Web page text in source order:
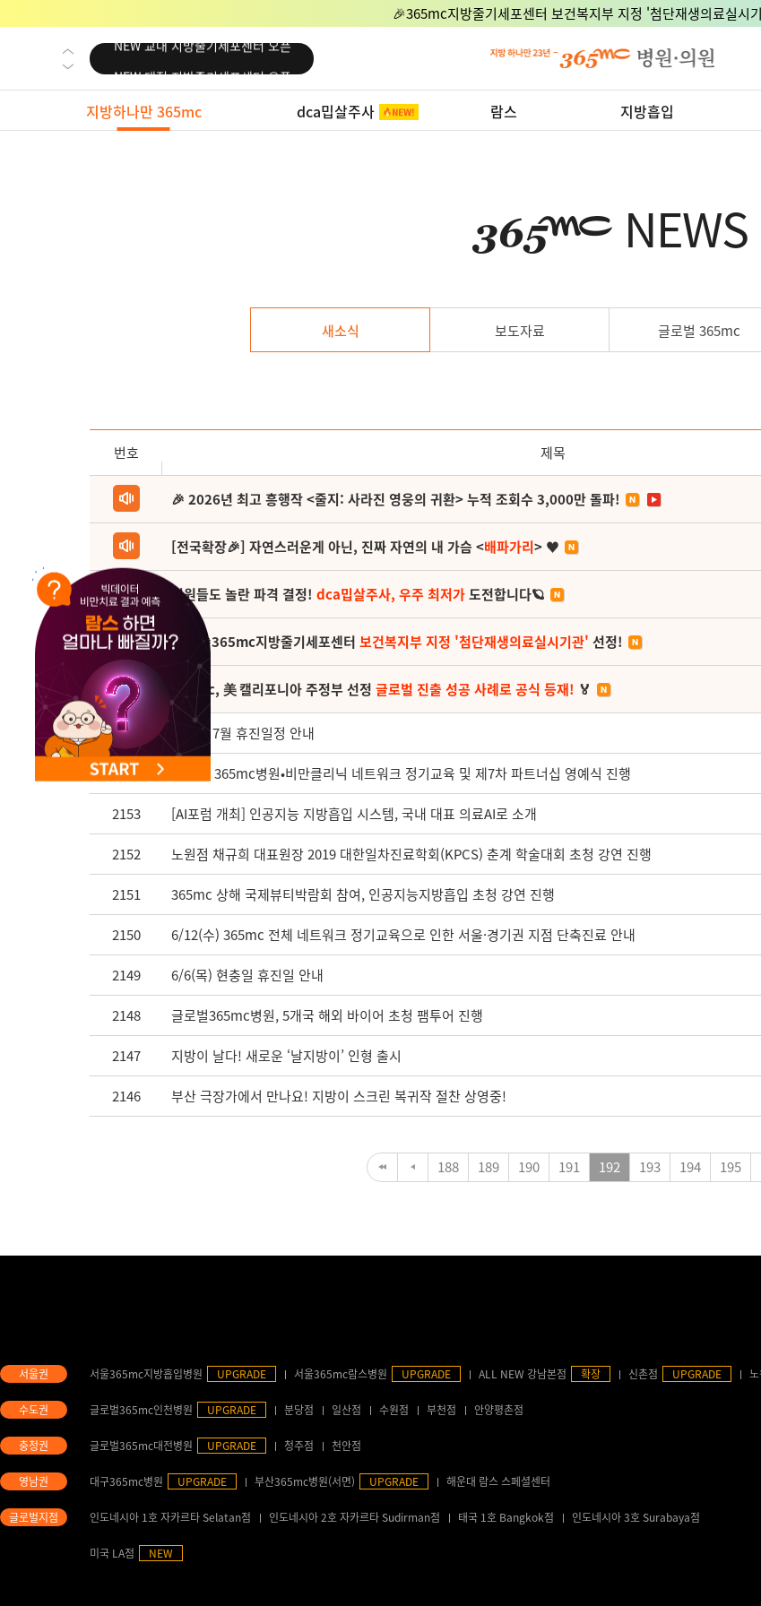
🎉365mc지방줄기세포센터 보건복지부 지정 '첨단재생의료실시
NEW 교대 지방줄기세포센터 오픈
NEW 대전 지방줄기세포센터 오픈
NEW 노원 지방줄기세포센터 오픈
NEW 미국 LA점 오픈
NEW 미국 LA점 오픈
지방하나만 365mc dca밉살주사 람스 지방흡입
NEWS
새소식 보도자료 글로벌 365mc
번호 제목
🎉 2026년 최고 흥행작 <줄지: 사라진 영웅의 귀환> 누적 조회수 3,000만 돌파!
[전국확장🎉] 자연스러운게 아닌, 진짜 자연의 내 가슴 <배파가리> ♥
직원들도 놀란 파격 결정! dca밉살주사, 우주 최저가도전합니다🪐
(축) 🎉365mc지방줄기세포센터 보건복지부 지정 '첨단재생의료실시기관' 선정!
365mc, 美 캘리포니아 주정부 선정 글로벌 진출 성공 사례로 공식 등재! 🏅
2155 일산점 7월 휴진일정 안내
2154 제65차 365mc병원•비만클리닉 네트워크 정기교육 및 제7차 파트너십 영예식 진행
2153 [AI포럼 개최] 인공지능 지방흡입 시스템, 국내 대표 의료AI로 소개
2152 노원점 채규희 대표원장 2019 대한일차진료학회(KPCS) 춘계 학술대회 초청 강연 진행
2151 365mc 상해 국제뷰티박람회 참여, 인공지능지방흡입 초청 강연 진행
2150 6/12(수) 365mc 전체 네트워크 정기교육으로 인한 서울·경기권 지점 단축진료 안내
2149 6/6(목) 현충일 휴진일 안내
2148 글로벌365mc병원, 5개국 해외 바이어 초청 팸투어 진행
2147 지방이 날다! 새로운 ‘날지방이’ 인형 출시
2146 부산 극장가에서 만나요! 지방이 스크린 복귀작 절찬 상영중!
188 189 190 191 192 193 194 195
서울365mc지방흡입병원 UPGRADE 서울365mc람스병원 UPGRADE ALL NEW 강남본점 확장 신촌점 UPGRADE
글로벌365mc인천병원 UPGRADE 분당점 일산점 수원점 부천점 안양평촌점
글로벌365mc대전병원 UPGRADE 청주점 천안점
대구365mc병원 UPGRADE 부산365mc병원(서면) UPGRADE 해운대 람스 스페셜센터
인도네시아 1호 자카르타 Selatan점 인도네시아 2호 자카르타 Sudirman점 태국 1호 Bangkok점 인도네시아 3호 Surabaya점
미국 LA점 NEW